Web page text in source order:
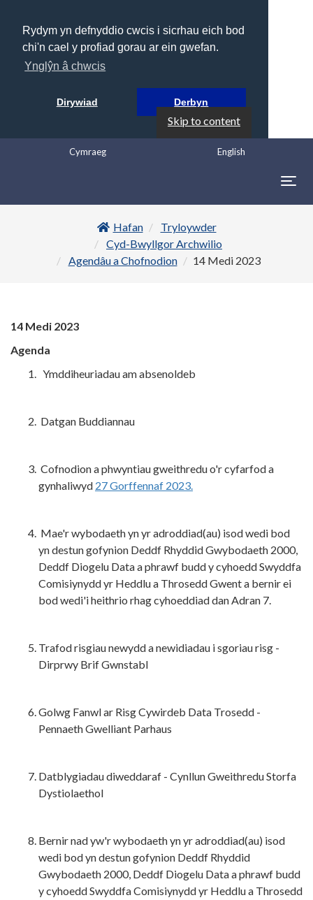
Rydym yn defnyddio cwcis i sicrhau eich bod
chi'n cael y profiad gorau ar ein gwefan.
Ynglŷn â chwcis
Dirywiad Derbyn
Skip to content
English
Cymraeg
Hafan
Tryloywder
Cyd-Bwyllgor Archwilio
Agendâu a Chofnodion
14 Medi 2023
14 Medi 2023
Agenda
Ymddiheuriadau am absenoldeb
Datgan Buddiannau
Cofnodion a phwyntiau gweithredu o'r cyfarfod a
gynhaliwyd 27 Gorffennaf 2023.
Mae'r wybodaeth yn yr adroddiad(au) isod wedi bod
yn destun gofynion Deddf Rhyddid Gwybodaeth 2000,
Deddf Diogelu Data a phrawf budd y cyhoedd Swyddfa
Comisiynydd yr Heddlu a Throsedd Gwent a bernir ei
bod wedi'i heithrio rhag cyhoeddiad dan Adran 7.
Trafod risgiau newydd a newidiadau i sgoriau risg -
Dirprwy Brif Gwnstabl
Golwg Fanwl ar Risg Cywirdeb Data Trosedd -
Pennaeth Gwelliant Parhaus
Datblygiadau diweddaraf - Cynllun Gweithredu Storfa
Dystiolaethol
Bernir nad yw'r wybodaeth yn yr adroddiad(au) isod
wedi bod yn destun gofynion Deddf Rhyddid
Gwybodaeth 2000, Deddf Diogelu Data a phrawf budd
y cyhoedd Swyddfa Comisiynydd yr Heddlu a Throsedd